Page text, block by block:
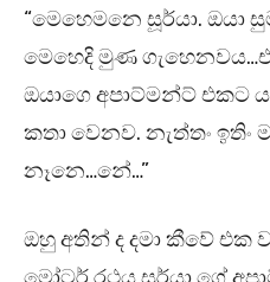
“මෙහෙමනෙ සූර්යා. ඔයා
මෙහෙදි මුණ
ඔයාගෙ අපාට්මන්ට්
කතා වෙනව. නැත්තං ඉතිං
නෑනෙ…නේ…”
ඔහු අතින් ද දමා කීවේ